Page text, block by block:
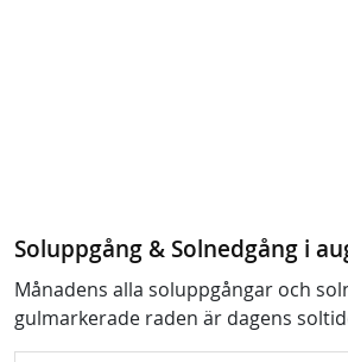
Soluppgång & Solnedgång i
Månadens alla soluppgångar och
gulmarkerade raden är dagens